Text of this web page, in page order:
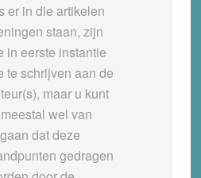
er in die artikelen
staan, zijn
in eerste instantie
te schrijven aan de
maar u kunt
wel van
dat deze
gedragen